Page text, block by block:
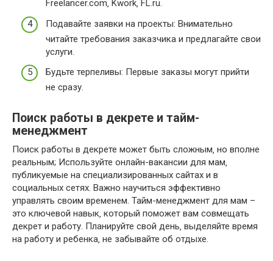
Freelancer.com‚ Kwork‚ FL.ru.
Подавайте заявки на проекты: Внимательно
читайте требования заказчика и предлагайте свои
услуги.
Будьте терпеливы: Первые заказы могут прийти
не сразу.
Поиск работы в декрете и тайм-
менеджмент
Поиск работы в декрете может быть сложным‚ но вполне
реальным; Используйте онлайн-вакансии для мам‚
публикуемые на специализированных сайтах и в
социальных сетях. Важно научиться эффективно
управлять своим временем. Тайм-менеджмент для мам –
это ключевой навык‚ который поможет вам совмещать
декрет и работу. Планируйте свой день‚ выделяйте время
на работу и ребенка‚ не забывайте об отдыхе.